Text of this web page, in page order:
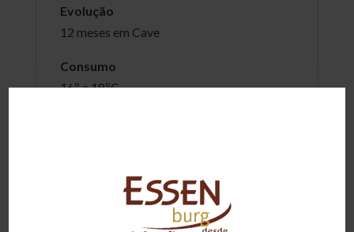
Evolução
12 meses em Cave
Consumo
16º a 18ºC